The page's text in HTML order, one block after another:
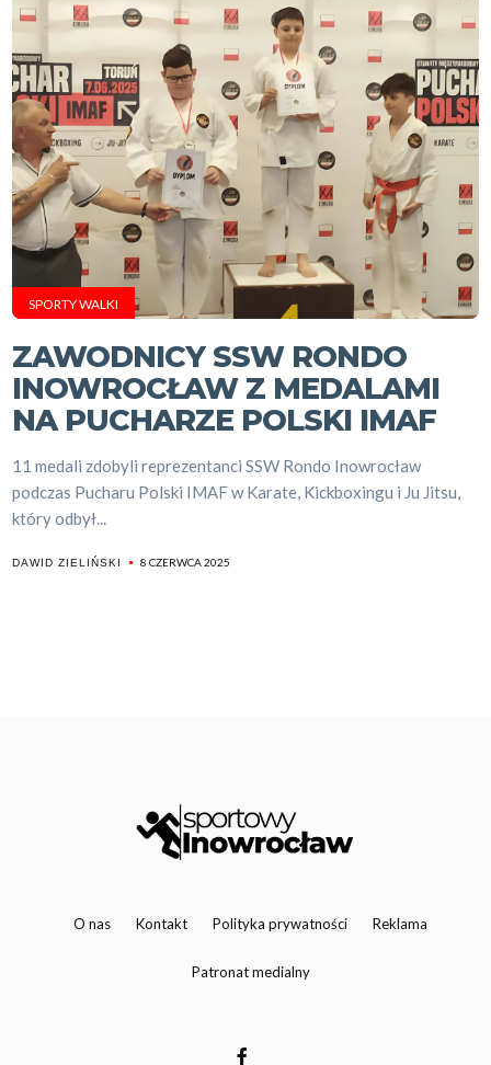
SPORTY WALKI
ZAWODNICY SSW RONDO
INOWROCŁAW Z MEDALAMI
NA PUCHARZE POLSKI IMAF
11 medali zdobyli reprezentanci SSW Rondo Inowrocław
podczas Pucharu Polski IMAF w Karate, Kickboxingu i Ju Jitsu,
który odbył...
DAWID ZIELIŃSKI 8 CZERWCA 2025
O nas Kontakt Polityka prywatności Reklama
Patronat medialny